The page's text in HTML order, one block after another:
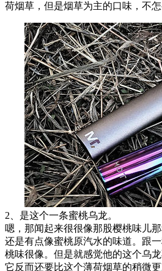
荷烟草，但是烟草为主的口味，不怎
2、是这个一条蜜桃乌龙。
嗯，那闻起来很很像那股樱桃味儿
还是有点像蜜桃原汽水的味道。跟
桃味很像。但是就感觉他的这个乌
它反而还要比这个薄荷烟草的稍微更